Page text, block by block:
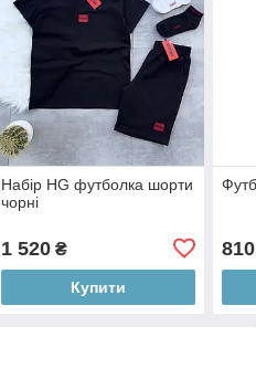
Набір HG футболка шорти
чорні
1 520₴
Купити
810